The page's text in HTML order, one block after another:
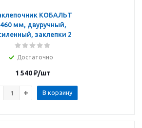
КОБАЛЬТ
460 мм, двуручный,
заклепки 2
Достаточно
1 540₽/шт
В корзину